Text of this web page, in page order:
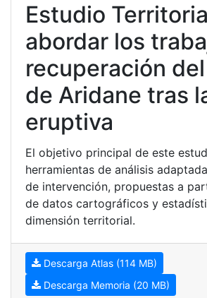
Estudio
abordar los
recuperación
de Aridane tras
eruptiva
El objetivo principal de este
herramientas de análisis
de intervención, propuestas a
de datos cartográficos y
dimensión territorial.
Descarga Atlas (114 MB)
Descarga Memoria (20 MB)